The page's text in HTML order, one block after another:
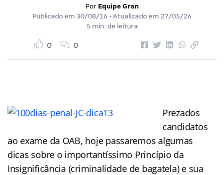
Por Equipe Gran
Publicado em 30/08/16 • Atualizado em 27/05/26
5 min. de leitura
0 0
Prezados
candidatos
ao exame da OAB, hoje passaremos algumas
dicas sobre o importantíssimo Princípio da
Insignificância (criminalidade de bagatela) e sua